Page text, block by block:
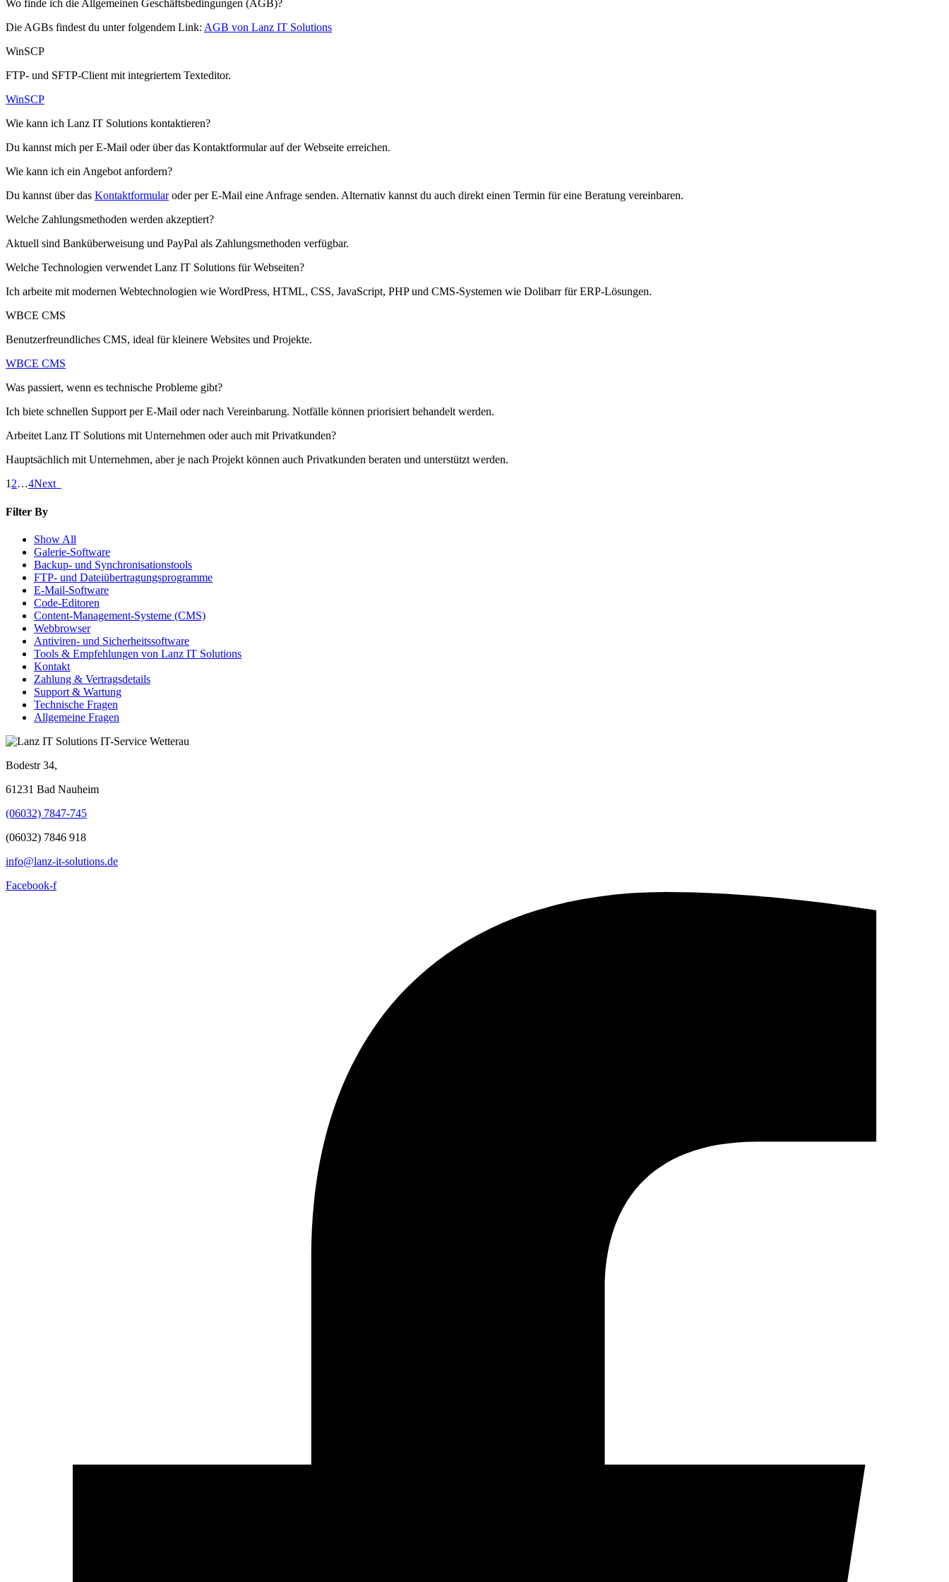
Wo finde ich die Allgemeinen Geschäftsbedingungen (AGB)?
Die AGBs findest du unter folgendem Link: AGB von Lanz IT Solutions
WinSCP
FTP- und SFTP-Client mit integriertem Texteditor.
WinSCP
Wie kann ich Lanz IT Solutions kontaktieren?
Du kannst mich per E-Mail oder über das Kontaktformular auf der Webseite erreichen.
Wie kann ich ein Angebot anfordern?
Du kannst über das Kontaktformularoder per E-Mail eine Anfrage senden. Alternativ kannst du auch direkt einen Termin für eine Beratung vereinbaren.
Welche Zahlungsmethoden werden akzeptiert?
Aktuell sind Banküberweisung und PayPal als Zahlungsmethoden verfügbar.
Welche Technologien verwendet Lanz IT Solutions für Webseiten?
Ich arbeite mit modernen Webtechnologien wie WordPress, HTML, CSS, JavaScript, PHP und CMS-Systemen wie Dolibarr für ERP-Lösungen.
WBCE CMS
Benutzerfreundliches CMS, ideal für kleinere Websites und Projekte.
WBCE CMS
Was passiert, wenn es technische Probleme gibt?
Ich biete schnellen Support per E-Mail oder nach Vereinbarung. Notfälle können priorisiert behandelt werden.
Arbeitet Lanz IT Solutions mit Unternehmen oder auch mit Privatkunden?
Hauptsächlich mit Unternehmen, aber je nach Projekt können auch Privatkunden beraten und unterstützt werden.
1 2…4Next
Filter By
Show All
Galerie-Software
Backup- und Synchronisationstools
FTP- und Dateiübertragungsprogramme
E-Mail-Software
Code-Editoren
Content-Management-Systeme (CMS)
Webbrowser
Antiviren- und Sicherheitssoftware
Tools & Empfehlungen von Lanz IT Solutions
Kontakt
Zahlung & Vertragsdetails
Support & Wartung
Technische Fragen
Allgemeine Fragen
Bodestr 34,
61231 Bad Nauheim
(06032) 7847-745
(06032) 7846 918
info@lanz-it-solutions.de
Facebook-f